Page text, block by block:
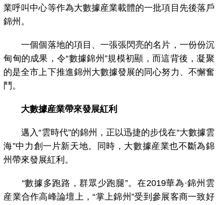
業呼叫中心等作為大數據産業載體的一批項目先後落戶
錦州。
一個個落地的項目、一張張閃亮的名片，一份份沉
甸甸的成果，令“數據錦州”規模初顯，而這背後，凝聚
的是全市上下推進錦州大數據發展的同心努力、不懈奮
鬥。
大數據産業帶來發展紅利
邁入“雲時代”的錦州，正以迅捷的步伐在“大數據雲
海”中力創一片新天地。同時，大數據産業也不斷為錦
州帶來發展紅利。
“數據多跑路，群眾少跑腿”。在2019華為·錦州雲
産業合作高峰論壇上，“掌上錦州”受到參展客商一致好